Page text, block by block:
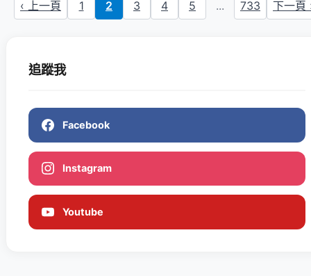
‹ 上一頁 1 2 3 4 5 ... 733 下一頁
追蹤我
Facebook
Instagram
Youtube